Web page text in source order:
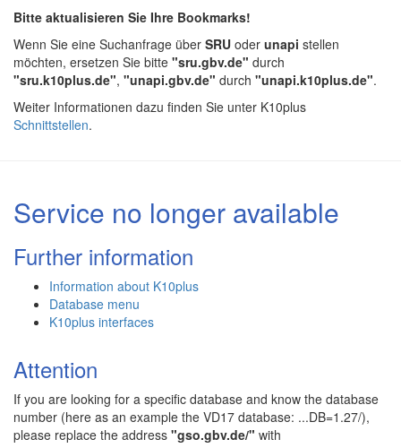
Bitte aktualisieren Sie Ihre Bookmarks!
Wenn Sie eine Suchanfrage über SRU oder unapi stellen
möchten, ersetzen Sie bitte "sru.gbv.de" durch
"sru.k10plus.de", "unapi.gbv.de" durch "unapi.k10plus.de".
Weiter Informationen dazu finden Sie unter K10plus
Schnittstellen.
Service no longer available
Further information
Information about K10plus
Database menu
K10plus interfaces
Attention
If you are looking for a specific database and know the database
number (here as an example the VD17 database: ...DB=1.27/),
please replace the address "gso.gbv.de/" with